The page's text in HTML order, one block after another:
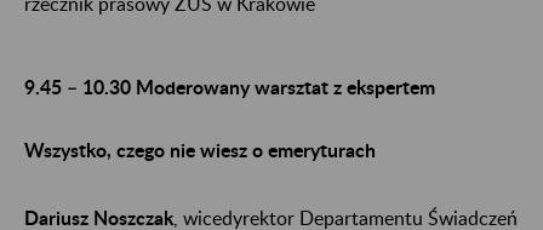
9.45 – 10.30 Moderowany warsztat z ekspertem
Wszystko, czego nie wiesz o emeryturach
Dariusz Noszczak , wicedyrektor Departamentu Świadczeń